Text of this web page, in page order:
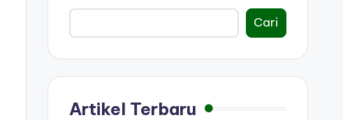
Cari
Artikel Terbaru